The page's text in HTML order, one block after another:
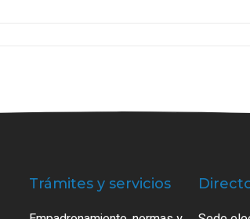
Trámites y servicios